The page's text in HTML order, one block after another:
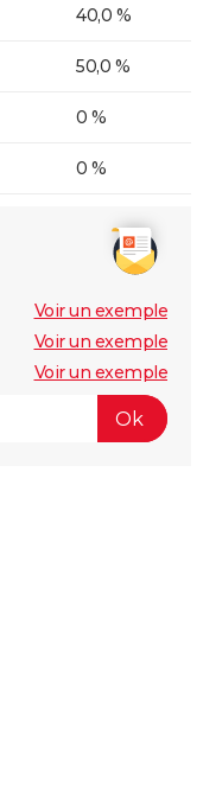
40,0 %
50,0 %
0 %
0 %
Voir un exemple
Voir un exemple
Voir un exemple